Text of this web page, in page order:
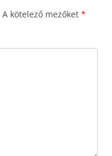
A kötelező mezőket *